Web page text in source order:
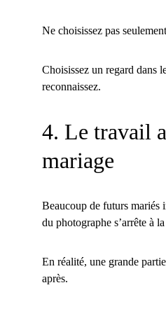
Ne choisissez pas
Choisissez un regard dans
reconnaissez.
4. Le travail
mariage
Beaucoup de futurs mariés
du photographe s’arrête à
En réalité, une grande
après.